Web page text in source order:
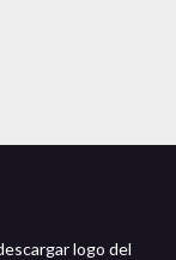
logo del